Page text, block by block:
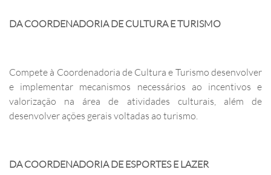
DA COORDENADORIA DE CULTURA E TURISMO
Compete à Coordenadoria de Cultura e Turismo desenvolver
e implementar mecanismos necessários ao incentivos e
valorização na área de atividades culturais, além de
desenvolver ações gerais voltadas ao turismo.
DA COORDENADORIA DE ESPORTES E LAZER